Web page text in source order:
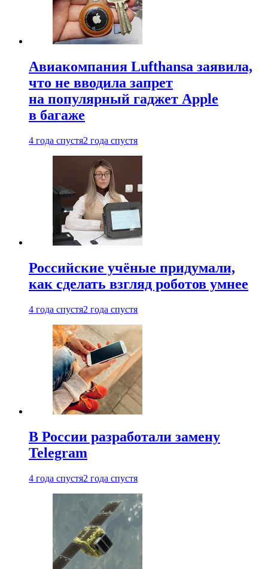
Авиакомпания Lufthansa заявила,
что не вводила запрет
на популярный гаджет Apple
в багаже
4 года спустя2 года спустя
Российские учёные придумали,
как сделать взгляд роботов умнее
4 года спустя2 года спустя
В России разработали замену
Telegram
4 года спустя2 года спустя